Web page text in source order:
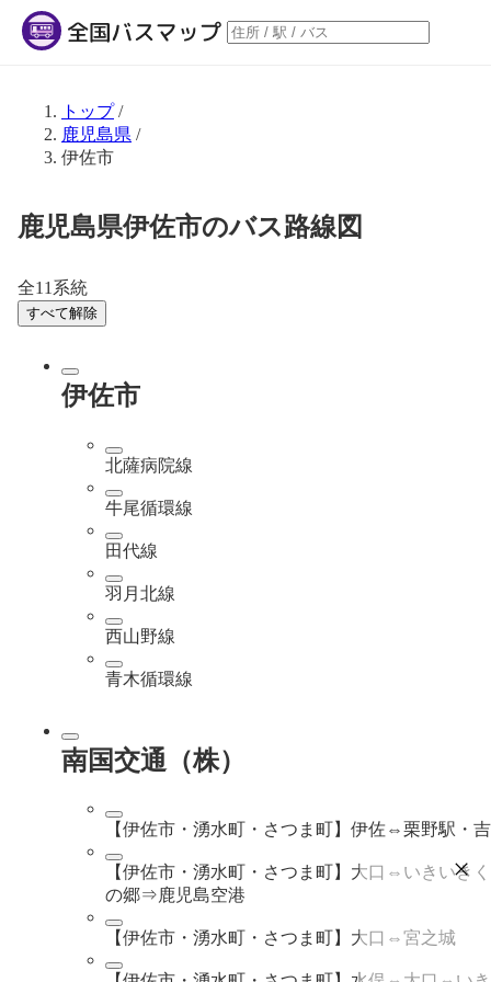
トップ/
鹿児島県 /
伊佐市
鹿児島県伊佐市のバス路線図
全11系統
すべて解除
伊佐市
北薩病院線
牛尾循環線
田代線
羽月北線
西山野線
青木循環線
南国交通（株）
【伊佐市・湧水町・さつま町】伊佐⇔栗野駅・
【伊佐市・湧水町・さつま町】大口⇔いきいき
の郷⇒鹿児島空港
【伊佐市・湧水町・さつま町】大口⇔宮之城